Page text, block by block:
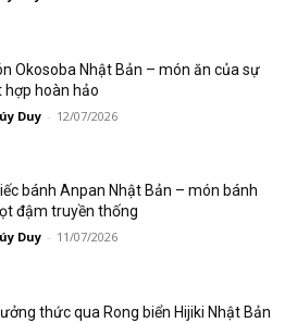
Okosoba Nhật Bản – món ăn của sự
hợp hoàn hảo
Duy - 12/07/2026
bánh Anpan Nhật Bản – món bánh
đậm truyền thống
Duy - 11/07/2026
thức qua Rong biển Hijiki Nhật Bản